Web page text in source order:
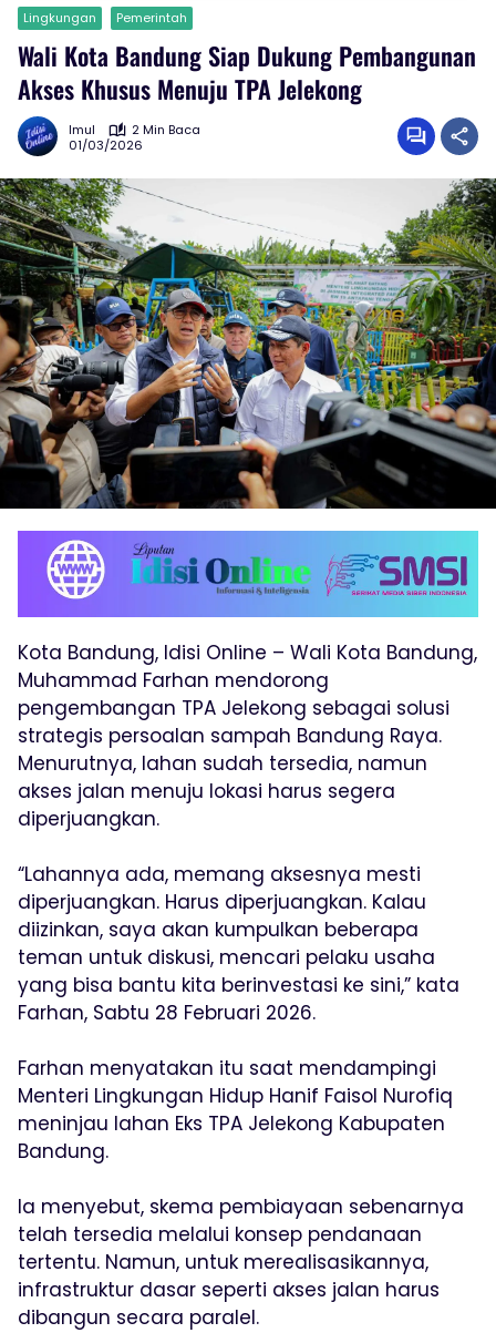
Lingkungan Pemerintah
Wali Kota Bandung Siap Dukung Pembangunan
Akses Khusus Menuju TPA Jelekong
Imul
2 Min Baca
01/03/2026
Kota Bandung, Idisi Online – Wali Kota Bandung,
Muhammad Farhan mendorong
pengembangan TPA Jelekong sebagai solusi
strategis persoalan sampah Bandung Raya.
Menurutnya, lahan sudah tersedia, namun
akses jalan menuju lokasi harus segera
diperjuangkan.
“Lahannya ada, memang aksesnya mesti
diperjuangkan. Harus diperjuangkan. Kalau
diizinkan, saya akan kumpulkan beberapa
teman untuk diskusi, mencari pelaku usaha
yang bisa bantu kita berinvestasi ke sini,” kata
Farhan, Sabtu 28 Februari 2026.
Farhan menyatakan itu saat mendampingi
Menteri Lingkungan Hidup Hanif Faisol Nurofiq
meninjau lahan Eks TPA Jelekong Kabupaten
Bandung.
Ia menyebut, skema pembiayaan sebenarnya
telah tersedia melalui konsep pendanaan
tertentu. Namun, untuk merealisasikannya,
infrastruktur dasar seperti akses jalan harus
dibangun secara paralel.